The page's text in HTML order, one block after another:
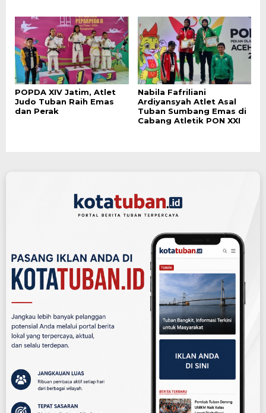
POPDA XIV Jatim, Atlet
Judo Tuban Raih Emas
dan Perak
Nabila Fafriliani
Ardiyansyah Atlet Asal
Tuban Sumbang Emas di
Cabang Atletik PON XXI